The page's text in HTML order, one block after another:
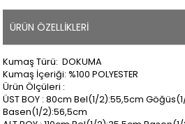
ÜRÜN ÖZELLIKLERI
Kumaş Türü: DOKUMA
Kumaş İçeriği: %100 POLYESTER
Ürün Ölçüleri :
ÜST BOY : 80cm Bel(1/2):55,5cm
Basen(1/2):56,5cm